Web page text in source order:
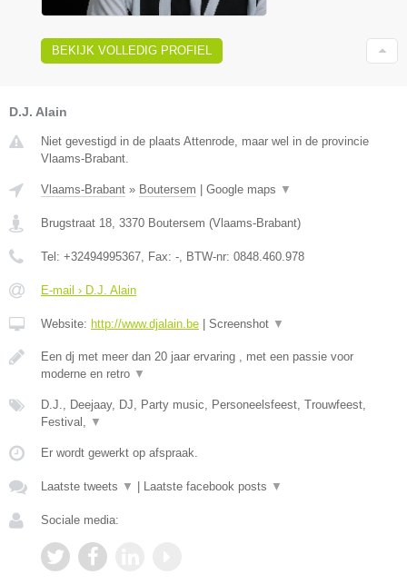
BEKIJK VOLLEDIG PROFIEL
D.J. Alain
Niet gevestigd in de plaats Attenrode, maar wel in de provincie
Vlaams-Brabant.
Vlaams-Brabant » Boutersem Google maps ▼
Brugstraat 18, 3370 Boutersem (Vlaams-Brabant)
Tel: +32494995367, Fax: -, BTW-nr: 0848.460.978
E-mail › D.J. Alain
Website: http://www.djalain.be Screenshot ▼
Een dj met meer dan 20 jaar ervaring , met een passie voor
moderne en retro ▼
D.J., Deejaay, DJ, Party music, Personeelsfeest, Trouwfeest,
Festival, ▼
Er wordt gewerkt op afspraak.
Laatste tweets ▼ Laatste facebook posts ▼
Sociale media: